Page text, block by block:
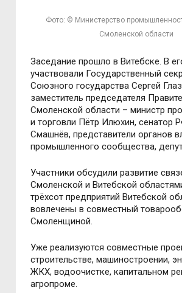
Фото: © Министерство
Смоленской области
Заседание прошло в Витебске. В
участвовали Государственный
Союзного государства Сергей
заместитель председателя
Смоленской области – министр
и торговли Пётр Илюхин, сенатор
Смашнёв, представители органов
промышленного сообщества,
Участники обсудили развитие
Смоленской и Витебской
трёхсот предприятий Витебской
вовлечены в совместный
Смоленщиной.
Уже реализуются совместные
строительстве, машиностроении,
ЖКХ, водоочистке, капитальном
агропроме.